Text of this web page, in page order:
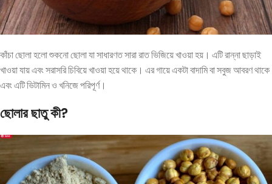
কাঁচা ছোলা হলো শুকনো ছোলা যা সাধারণত সারা রাত ভিজিয়ে খাওয়া হয়। এটি রান্না ছাড়াই
খাওয়া যায় এবং সরাসরি চিবিয়ে খাওয়া হয়ে থাকে। এর গায়ে একটা বাদামি বা সবুজ আবরণ থাকে
এবং এটি ভিটামিন ও খনিজে পরিপূর্ণ।
ছোলার ছাতু কী?